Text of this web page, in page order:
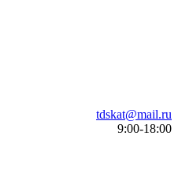
tdskat@mail.ru
9:00-18:00